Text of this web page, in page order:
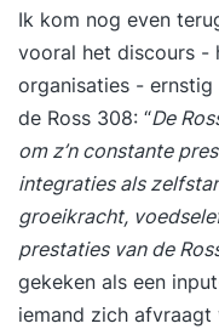
Management,
Financieel
driedaagse
Theorie en
verweven, en er is
belangrijke skills
denken en
Strategisch
(9 bijeenkomsten)
•
Ik kom nog even
vooral het discours -
organisaties -
de Ross 308: “De
om z’n constante
integraties als
groeikracht,
prestaties van de
gekeken als een
iemand zich